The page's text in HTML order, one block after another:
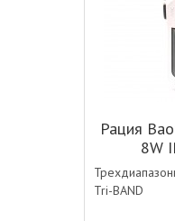
Рация
8W
Tri-BAND